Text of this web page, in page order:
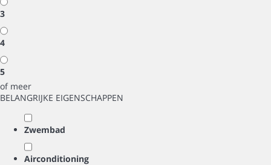
3
4
5
of meer
BELANGRIJKE EIGENSCHAPPEN
Zwembad
Airconditioning